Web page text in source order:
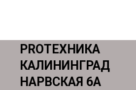
PROТЕХНИКА
КАЛИНИНГРАД
НАРВСКАЯ 6А